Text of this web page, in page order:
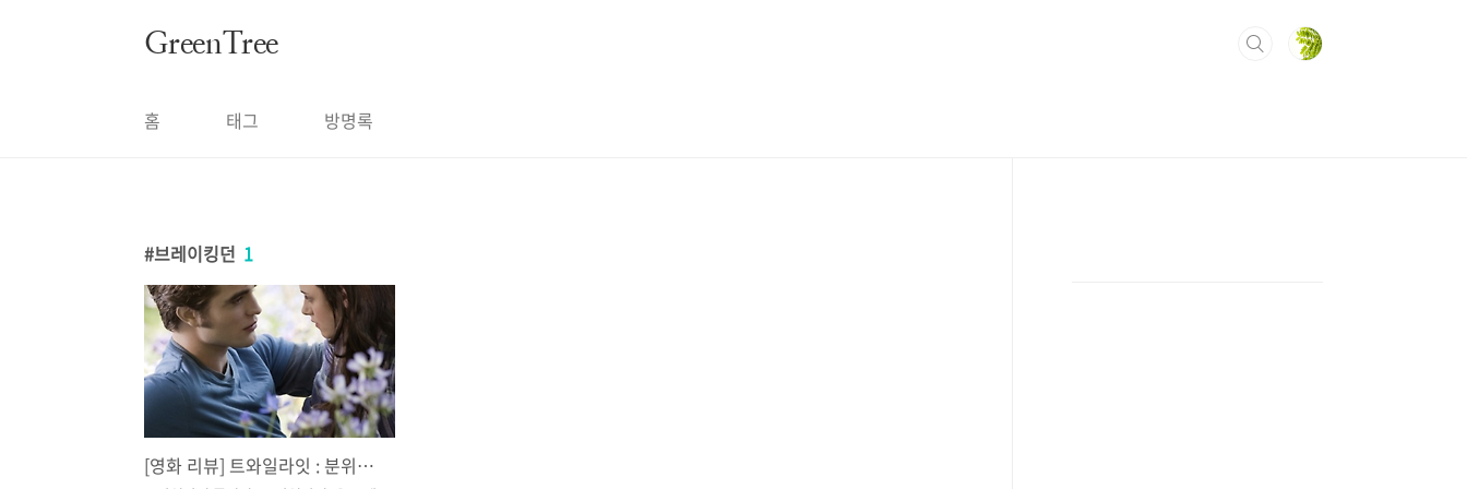
GreenTree
홈 태그 방명록
브레이킹던 1
[영화 리뷰] 트와일라잇 : 분위기와 비주얼이 판타지